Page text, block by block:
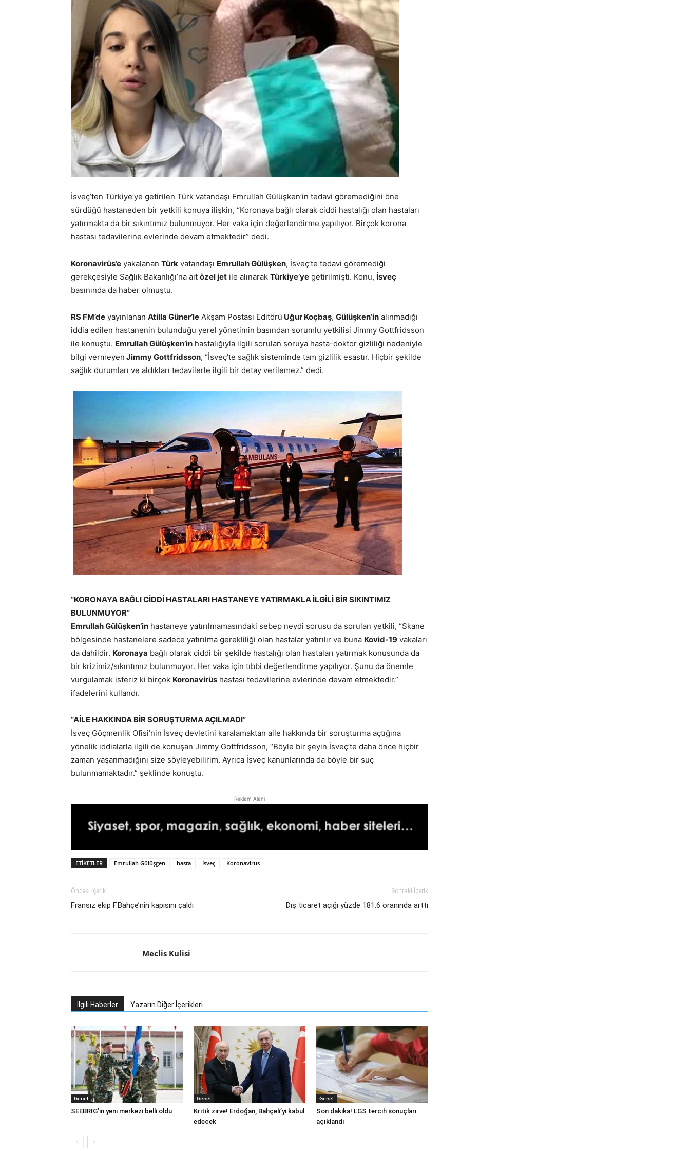
İsveç’ten Türkiye’ye getirilen Türk vatandaşı Emrullah Gülüşken’in tedavi göremediğini öne
sürdüğü hastaneden bir yetkili konuya ilişkin, “Koronaya bağlı olarak ciddi hastalığı olan hastaları
yatırmakta da bir sıkıntımız bulunmuyor. Her vaka için değerlendirme yapılıyor. Birçok korona
hastası tedavilerine evlerinde devam etmektedir” dedi.
Koronavirüs’e yakalanan Türk vatandaşı Emrullah Gülüşken, İsveç’te tedavi göremediği
gerekçesiyle Sağlık Bakanlığı’na ait özel jet ile alınarak Türkiye’ye getirilmişti. Konu, İsveç
basınında da haber olmuştu.
RS FM’de yayınlanan Atilla Güner’le Akşam Postası Editörü Uğur Koçbaş, Gülüşken’in alınmadığı
iddia edilen hastanenin bulunduğu yerel yönetimin basından sorumlu yetkilisi Jimmy Gottfridsson
ile konuştu. Emrullah Gülüşken’in hastalığıyla ilgili sorulan soruya hasta-doktor gizliliği nedeniyle
bilgi vermeyen Jimmy Gottfridsson, “İsveç’te sağlık sisteminde tam gizlilik esastır. Hiçbir şekilde
sağlık durumları ve aldıkları tedavilerle ilgili bir detay verilemez.” dedi.
“KORONAYA BAĞLI CİDDİ HASTALARI HASTANEYE YATIRMAKLA İLGİLİ BİR SIKINTIMIZ
BULUNMUYOR”
Emrullah Gülüşken’in hastaneye yatırılmamasındaki sebep neydi sorusu da sorulan yetkili, “Skane
bölgesinde hastanelere sadece yatırılma gerekliliği olan hastalar yatırılır ve buna Kovid-19 vakaları
da dahildir. Koronaya bağlı olarak ciddi bir şekilde hastalığı olan hastaları yatırmak konusunda da
bir krizimiz/sıkıntımız bulunmuyor. Her vaka için tıbbi değerlendirme yapılıyor. Şunu da önemle
vurgulamak isteriz ki birçok Koronavirüs hastası tedavilerine evlerinde devam etmektedir.”
ifadelerini kullandı.
“AİLE HAKKINDA BİR SORUŞTURMA AÇILMADI”
İsveç Göçmenlik Ofisi’nin İsveç devletini karalamaktan aile hakkında bir soruşturma açtığına
yönelik iddialarla ilgili de konuşan Jimmy Gottfridsson, “Böyle bir şeyin İsveç’te daha önce hiçbir
zaman yaşanmadığını size söyleyebilirim. Ayrıca İsveç kanunlarında da böyle bir suç
bulunmamaktadır.” şeklinde konuştu.
Reklam Alanı
ETIKETLER Emrullah Gülüşgen hasta İsveç Koronavirüs
Önceki İçerik
Fransız ekip F.Bahçe’nin kapısını çaldı
Sonraki İçerik
Dış ticaret açığı yüzde 181.6 oranında arttı
Meclis Kulisi
İlgili Haberler Yazarın Diğer İçerikleri
Genel
SEEBRIG’in yeni merkezi belli oldu
Genel
Kritik zirve! Erdoğan, Bahçeli’yi kabul
edecek
Genel
Son dakika! LGS tercih sonuçları
açıklandı